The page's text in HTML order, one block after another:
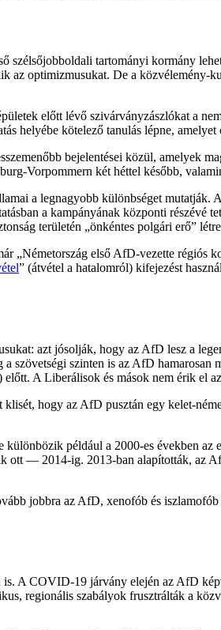
szélsőjobboldali tartományi kormány
az optimizmusukat. De a
előtt lévő szivárványzászlókat a
helyébe kötelező tanulás lépne,
bejelentései közül, amelyek
Vorpommern két héttel később,
a legnagyobb különbséget
a kampányának központi részévé
területén „önkéntes polgári erő”
első AfD-vezette régiós
” (átvétel a hatalomról) kifejezést
azt jósolják, hogy az AfD lesz a
a szövetségi szinten is az AfD
A Liberálisok és mások nem érik el
hogy az AfD pusztán egy kelet-
például a 2000-es években
ott — 2014-ig. 2013-ban alapították, az
jobbra az AfD, xenofób és
A COVID-19 járvány elején az AfD
regionális szabályok frusztrálták a